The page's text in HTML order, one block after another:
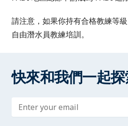
請注意，如果你持有合格教練等
自由潛水員教練培訓。
快來和我們一起探
Enter address